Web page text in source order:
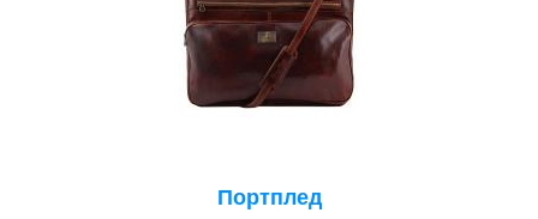
Портплед